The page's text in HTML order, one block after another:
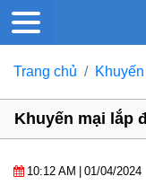
Trang chủ
Khuyến mại lắp
10:12 AM 01/04/2024